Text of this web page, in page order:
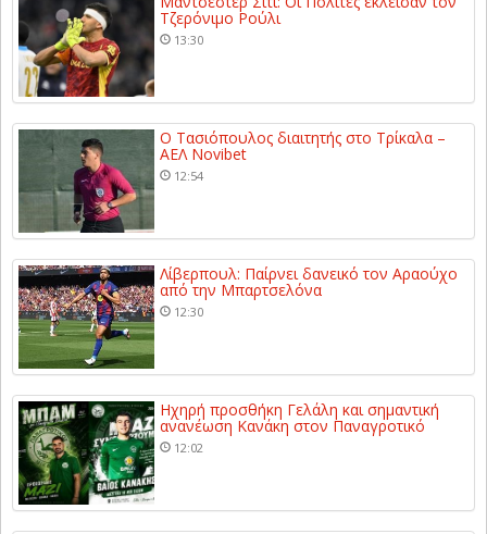
Τζερόνιμο Ρούλι
13:30
Ο Τασιόπουλος διαιτητής στο Τρίκαλα –
ΑΕΛ Novibet
12:54
Λίβερπουλ: Παίρνει δανεικό τον Αραούχο
από την Μπαρτσελόνα
12:30
Ηχηρή προσθήκη Γελάλη και σημαντική
ανανέωση Κανάκη στον Παναγροτικό
12:02